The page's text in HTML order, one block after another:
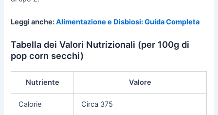
Leggi anche:Alimentazione e Disbiosi: Guida Completa
Tabella dei Valori Nutrizionali (per 100g di
pop corn secchi)
Nutriente Valore
Calorie Circa 375